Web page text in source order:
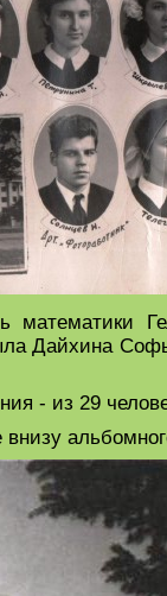
математики
Дайхина
- из 29